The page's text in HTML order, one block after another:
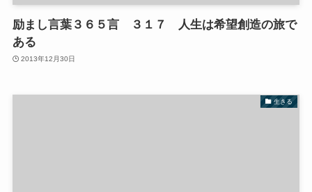
励まし言葉３６５言 ３１７ 人生は希望創造の旅で
ある
2013年12月30日
生きる